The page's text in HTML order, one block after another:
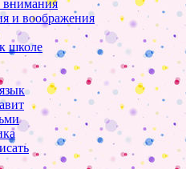
внимания
и воображения
школе